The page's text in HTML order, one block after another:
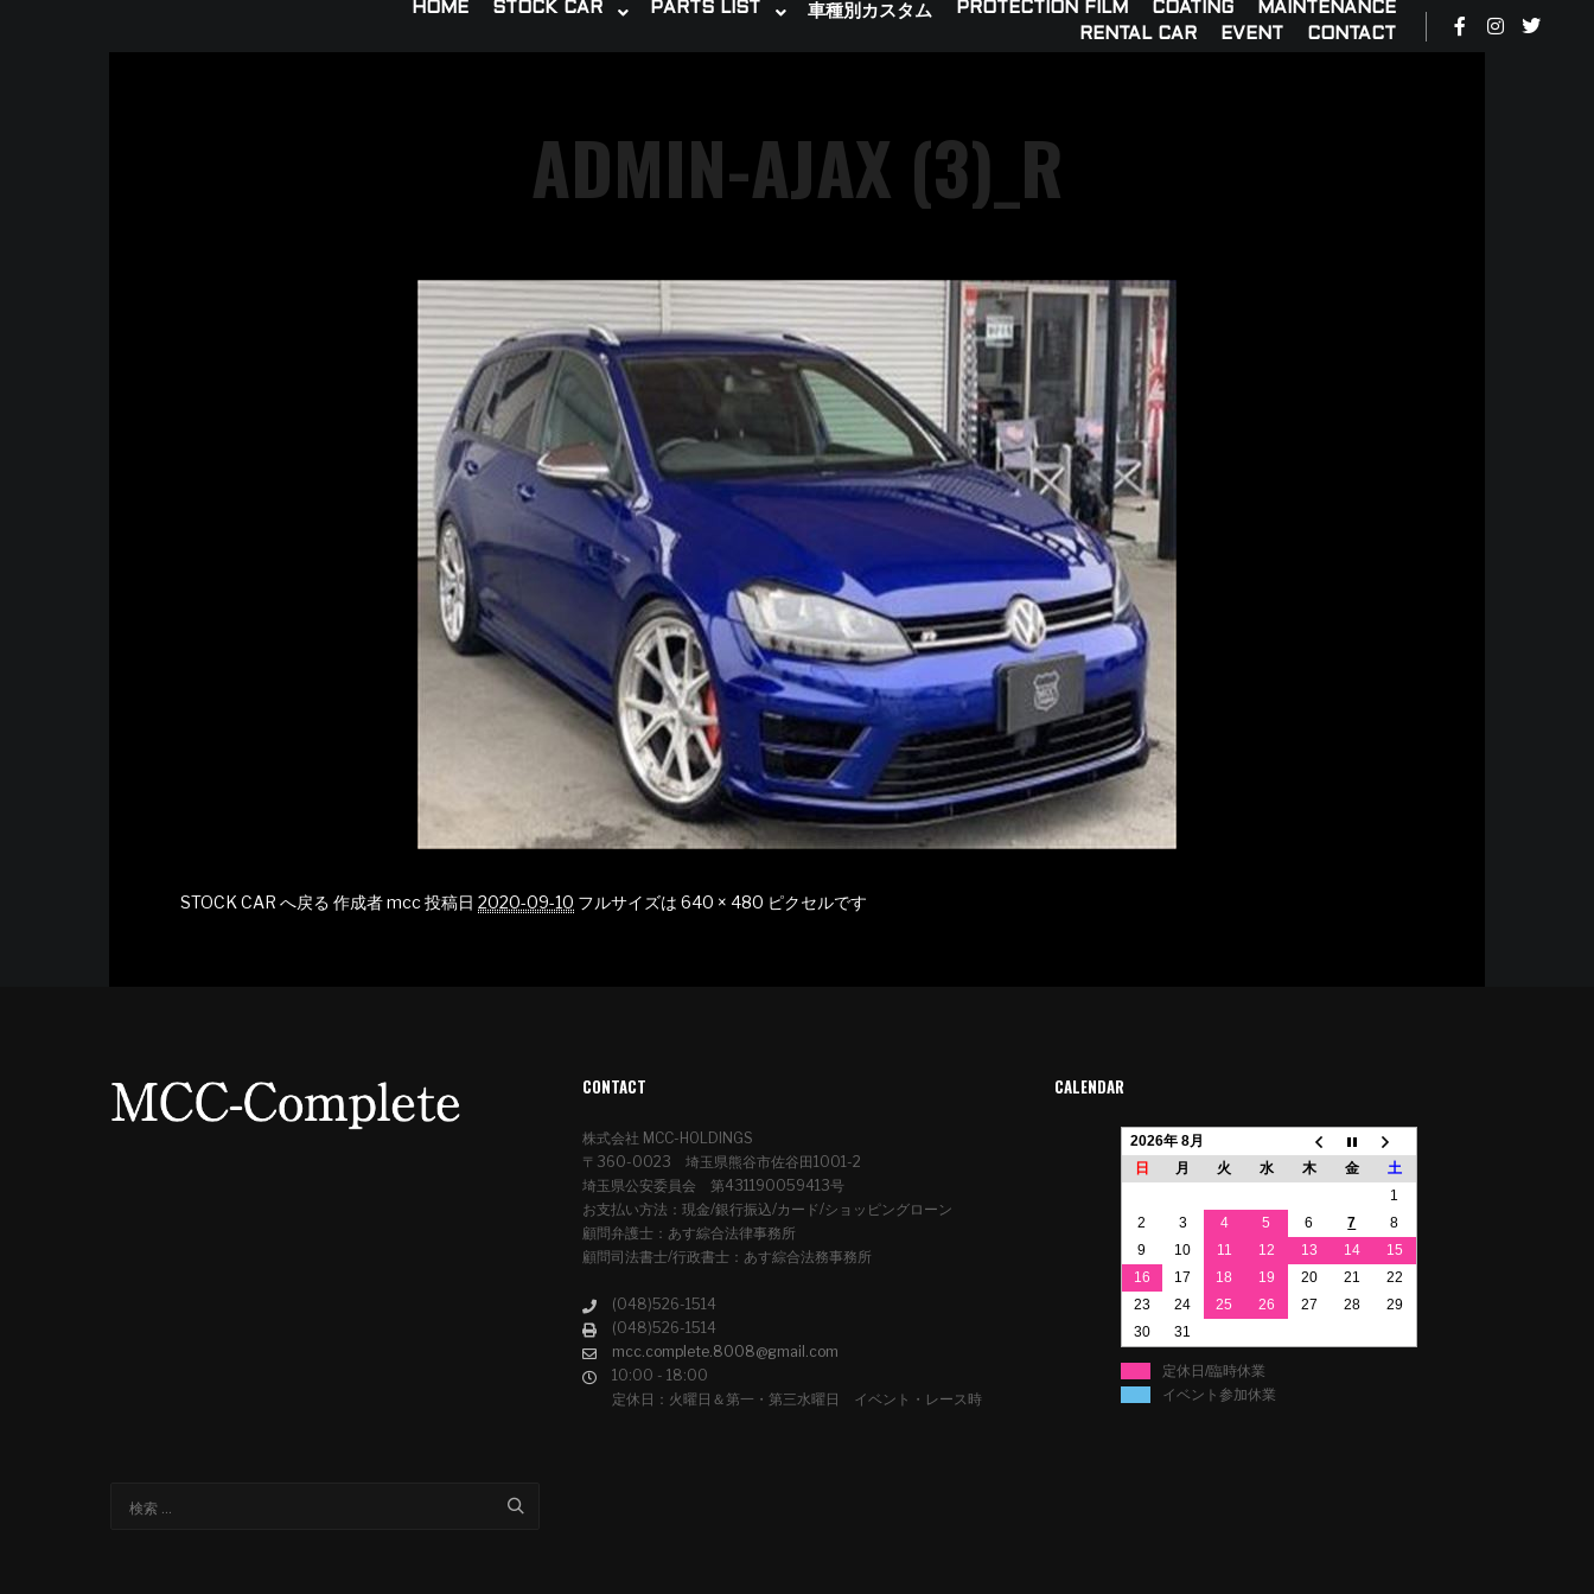
HOME STOCK CAR PARTS LIST 車種別カスタム PROTECTION FILM COATING
MAINTENANCE
RENTAL CAR
EVENT CONTACT
ADMIN-AJAX (3)_R
STOCK CAR へ戻る 作成者mcc投稿日 2020-09-10 フルサイズは 640 × 480 ピクセルです
CONTACT
株式会社 MCC-HOLDINGS
〒360-0023 埼玉県熊谷市佐谷田1001-2
埼玉県公安委員会 第431190059413号
お支払い方法：現金/銀行振込/カード/ショッピングローン
顧問弁護士：あす綜合法律事務所
顧問司法書士/行政書士：あす綜合法務事務所
(048)526-1514
(048)526-1514
mcc.complete.8008@gmail.com
10:00 - 18:00
定休日：火曜日＆第一・第三水曜日 イベント・レース時
CALENDAR
2026年 8月
日
月 火 水 木 金
土
1
2
3 4 5 6 7
8
9
10 11 12 13 14
15
16
17 18 19 20 21
22
23
24 25 26 27 28
29
30
31
定休日/臨時休業
イベント参加休業